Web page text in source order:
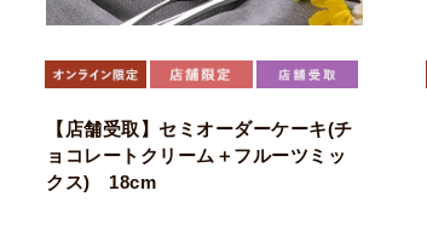
【店舗受取】セミオーダーケーキ(チ
ョコレートクリーム＋フルーツミッ
クス) 18cm